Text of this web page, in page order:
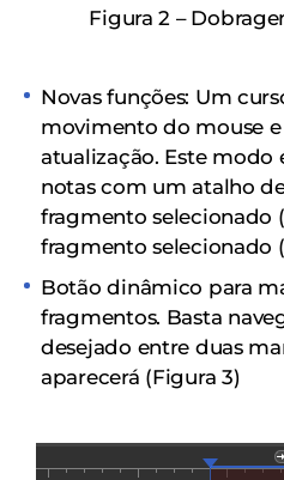
Figura 2 –
Novas funções: Um
movimento do mouse
atualização. Este modo
notas com um atalho
fragmento selecionado
fragmento selecionado
Botão dinâmico para
fragmentos. Basta
desejado entre duas
aparecerá (Figura 3)